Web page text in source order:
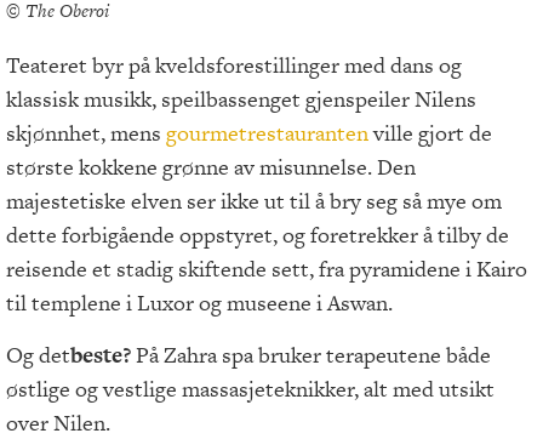
© The Oberoi
Teateret byr på kveldsforestillinger med dans og
klassisk musikk, speilbassenget gjenspeiler Nilens
skjønnhet, mens gourmetrestaurantenville gjort de
største kokkene grønne av misunnelse. Den
majestetiske elven ser ikke ut til å bry seg så mye om
dette forbigående oppstyret, og foretrekker å tilby de
reisende et stadig skiftende sett, fra pyramidene i Kairo
til templene i Luxor og museene i Aswan.
Og detbeste?På Zahra spa bruker terapeutene både
østlige og vestlige massasjeteknikker, alt med utsikt
over Nilen.